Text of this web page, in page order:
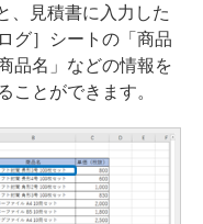
、見積書に入力した
グ］シートの「商品
品名」などの情報を
とができます。